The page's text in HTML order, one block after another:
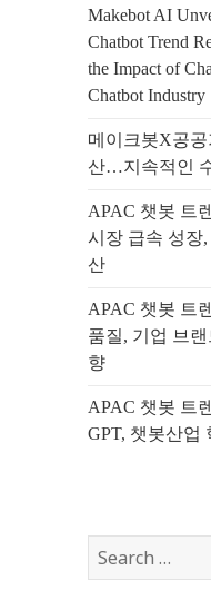
Makebot AI
Chatbot Trend
the Impact of
Chatbot Industry
메이크봇X공
산…지속적인
APAC 챗봇 트
시장 급속 성장
산
APAC 챗봇 트
품질, 기업 브
향
APAC 챗봇 트
GPT, 챗봇산업
S
e